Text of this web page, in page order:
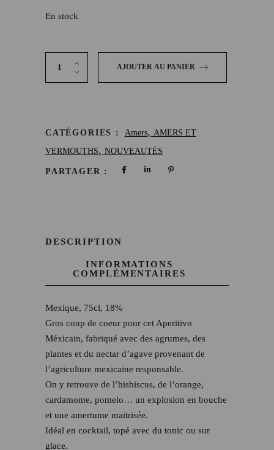
En stock
Primo Aperitivo quantity
AJOUTER AU PANIER
CATÉGORIES : Amers, AMERS ET
VERMOUTHS, NOUVEAUTÉS
PARTAGER :
DESCRIPTION
INFORMATIONS
COMPLÉMENTAIRES
Mexique, 75cl, 18%
Gros coup de coeur pour cet Aperitivo
Méxicain, fabriqué avec des agrumes, des
plantes et du nectar d’agave provenant de
l’agriculture mexicaine responsable.
On y retrouve de l’hisbiscus, de l’orange,
cardamome, pomelo… un explosion en bouche
et une amertume maitrisée.
Idéal en cocktail, topé avec du tonic ou sur
glace.